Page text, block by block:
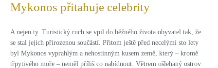
Mykonos přitahuje celebrity
A nejen ty. Turistický ruch se vpil do běžného života obyvatel tak, že
se stal jejich přirozenou součástí. Přitom ještě před necelými sto lety
byl Mykonos vyprahlým a nehostinným kusem země, který – kromě
třpytivého moře – neměl příliš co nabídnout. Větrem ošlehaný ostrov